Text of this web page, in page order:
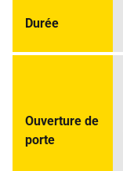
Durée
Ouverture de
porte